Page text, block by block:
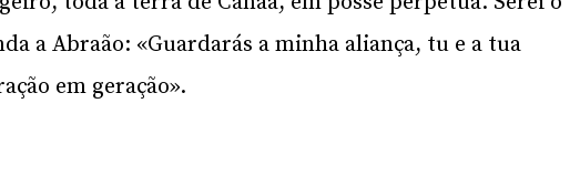
a Abraão: «Guardarás a minha aliança, tu e a tua
em geração».